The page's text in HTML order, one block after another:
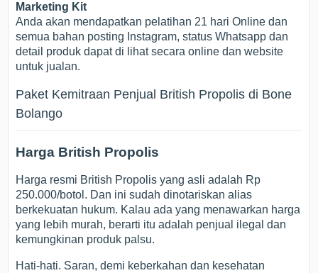
Marketing Kit
Anda akan mendapatkan pelatihan 21 hari Online dan
semua bahan posting Instagram, status Whatsapp dan
detail produk dapat di lihat secara online dan website
untuk jualan.
Paket Kemitraan Penjual British Propolis di Bone
Bolango
Harga British Propolis
Harga resmi British Propolis yang asli adalah Rp
250.000/botol. Dan ini sudah dinotariskan alias
berkekuatan hukum. Kalau ada yang menawarkan harga
yang lebih murah, berarti itu adalah penjual ilegal dan
kemungkinan produk palsu.
Hati-hati. Saran, demi keberkahan dan kesehatan